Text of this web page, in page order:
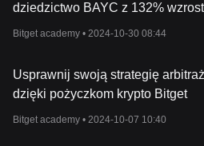
dziedzictwo BAYC z 132%
dniu
Bitget academy • 2024-10-30 08:44
Usprawnij swoją strategię
dzięki pożyczkom krypto Bitget
Bitget academy • 2024-10-07 10:40